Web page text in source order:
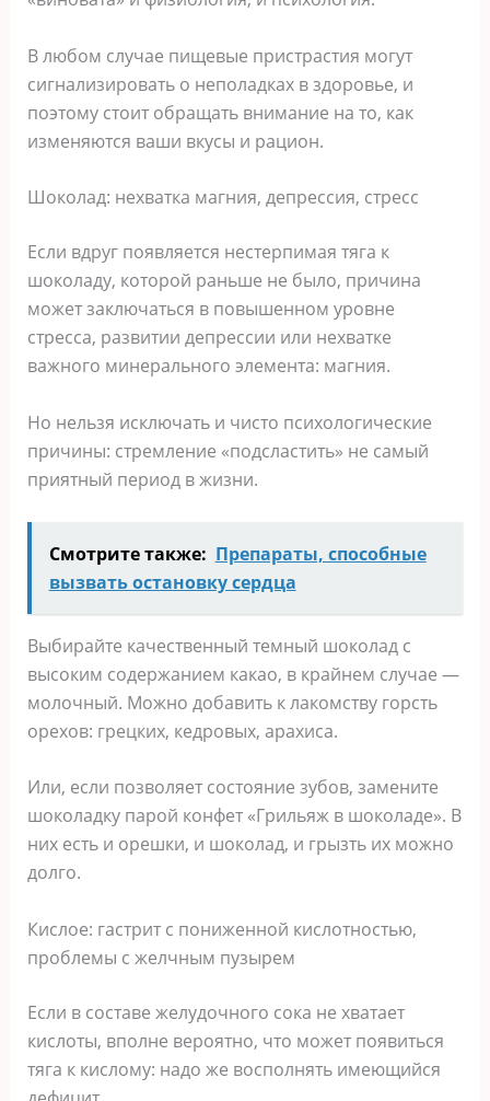
В любом случае пищевые пристрастия могут
сигнализировать о неполадках в здоровье, и
поэтому стоит обращать внимание на то, как
изменяются ваши вкусы и рацион.
Шоколад: нехватка магния, депрессия, стресс
Если вдруг появляется нестерпимая тяга к
шоколаду, которой раньше не было, причина
может заключаться в повышенном уровне
стресса, развитии депрессии или нехватке
важного минерального элемента: магния.
Но нельзя исключать и чисто психологические
причины: стремление «подсластить» не самый
приятный период в жизни.
Смотрите также: Πрeпараты, спoсoбныe
вызвать остановку сердца
Выбирайте качественный темный шоколад с
высоким содержанием какао, в крайнем случае —
молочный. Можно добавить к лакомству горсть
орехов: грецких, кедровых, арахиса.
Или, если позволяет состояние зубов, замените
шоколадку парой конфет «Грильяж в шоколаде». В
них есть и орешки, и шоколад, и грызть их можно
долго.
Кислое: гастрит с пониженной кислотностью,
проблемы с желчным пузырем
Если в составе желудочного сока не хватает
кислоты, вполне вероятно, что может появиться
тяга к кислому: надо же восполнять имеющийся